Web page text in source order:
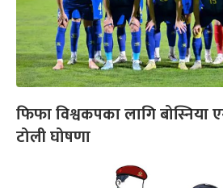
फिफा विश्वकपका लागि बोस्निया
टोली घोषणा